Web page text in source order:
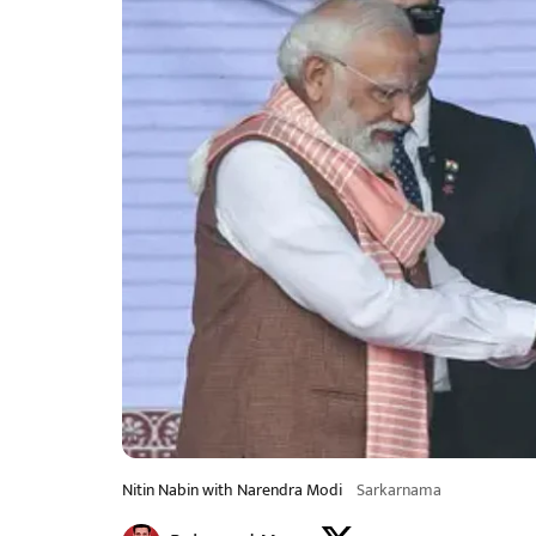
Nitin Nabin with Narendra Modi Sarkarnama